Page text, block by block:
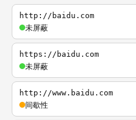
http://baidu.com
未屏蔽
https://baidu.com
未屏蔽
http://www.baidu.com
间歇性